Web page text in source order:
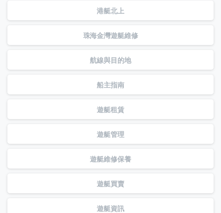
港艇北上
珠海金灣遊艇維修
航線與目的地
船主指南
遊艇租賃
遊艇管理
遊艇維修保養
遊艇買賣
遊艇資訊